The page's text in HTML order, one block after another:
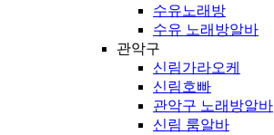
수유노래방
수유 노래방알바
관악구
신림가라오케
신림호빠
관악구 노래방알바
신림 룸알바